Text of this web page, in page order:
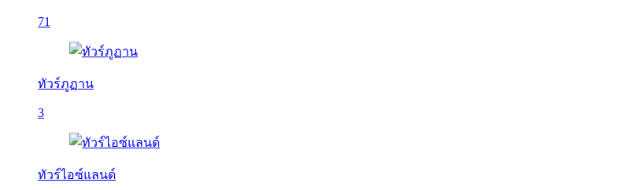
71
ทัวร์ภูฏาน
3
ทัวร์ไอซ์แลนด์